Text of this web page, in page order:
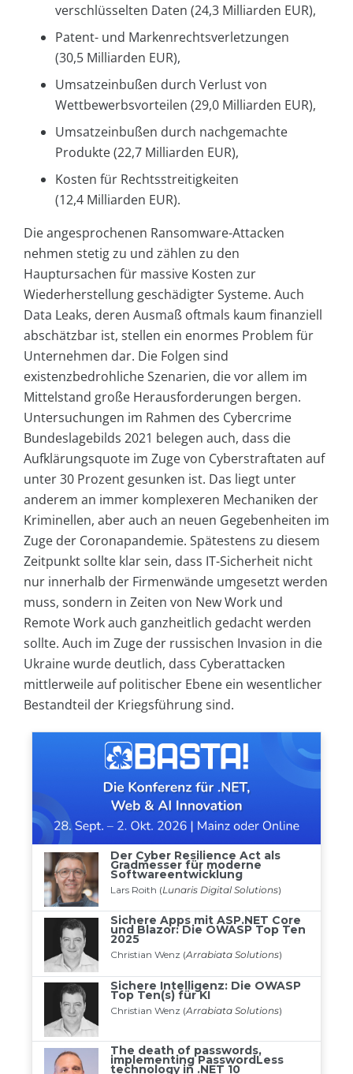
verschlüsselten Daten (24,3 Milliarden EUR),
Patent- und Markenrechtsverletzungen
(30,5 Milliarden EUR),
Umsatzeinbußen durch Verlust von
Wettbewerbsvorteilen (29,0 Milliarden EUR),
Umsatzeinbußen durch nachgemachte
Produkte (22,7 Milliarden EUR),
Kosten für Rechtsstreitigkeiten
(12,4 Milliarden EUR).
Die angesprochenen Ransomware-Attacken
nehmen stetig zu und zählen zu den
Hauptursachen für massive Kosten zur
Wiederherstellung geschädigter Systeme. Auch
Data Leaks, deren Ausmaß oftmals kaum finanziell
abschätzbar ist, stellen ein enormes Problem für
Unternehmen dar. Die Folgen sind
existenzbedrohliche Szenarien, die vor allem im
Mittelstand große Herausforderungen bergen.
Untersuchungen im Rahmen des Cybercrime
Bundeslagebilds 2021 belegen auch, dass die
Aufklärungsquote im Zuge von Cyberstraftaten auf
unter 30 Prozent gesunken ist. Das liegt unter
anderem an immer komplexeren Mechaniken der
Kriminellen, aber auch an neuen Gegebenheiten im
Zuge der Coronapandemie. Spätestens zu diesem
Zeitpunkt sollte klar sein, dass IT-Sicherheit nicht
nur innerhalb der Firmenwände umgesetzt werden
muss, sondern in Zeiten von New Work und
Remote Work auch ganzheitlich gedacht werden
sollte. Auch im Zuge der russischen Invasion in die
Ukraine wurde deutlich, dass Cyberattacken
mittlerweile auf politischer Ebene ein wesentlicher
Bestandteil der Kriegsführung sind.